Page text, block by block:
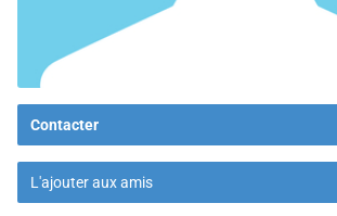
Contacter
L'ajouter aux amis